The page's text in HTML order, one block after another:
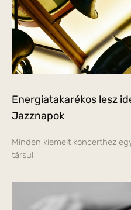
Energiatakarékos lesz
Jazznapok
Minden kiemelt koncerthez
társul